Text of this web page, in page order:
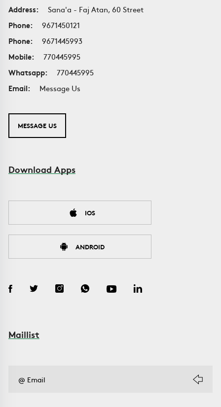
Address:
Sana'a - Faj Atan, 60 Street
Phone:
9671450121
Phone:
9671445993
Mobile:
770445995
Whatsapp:
770445995
Email:
Message Us
MESSAGE US
Download Apps
IOS
ANDROID
Maillist